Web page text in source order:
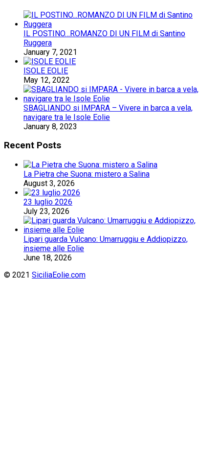
IL POSTINO…ROMANZO DI UN FILM di Santino
Ruggera
January 7, 2021
ISOLE EOLIE
May 12, 2022
SBAGLIANDO si IMPARA – Vivere in barca a vela,
navigare tra le Isole Eolie
January 8, 2023
Recent Posts
La Pietra che Suona: mistero a Salina
August 3, 2026
23 luglio 2026
July 23, 2026
Lipari guarda Vulcano: Umarruggiu e Addiopizzo,
insieme alle Eolie
June 18, 2026
© 2021 SiciliaEolie.com